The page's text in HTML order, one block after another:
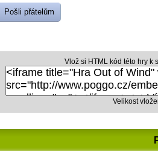
Pošli přátelům
Vlož si HTML kód této hry k
Velikost